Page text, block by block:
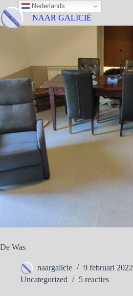
NAAR GALICIË
De Was
naargalicie
9 februari 2022
Uncategorized
5 reacties
Nederlands